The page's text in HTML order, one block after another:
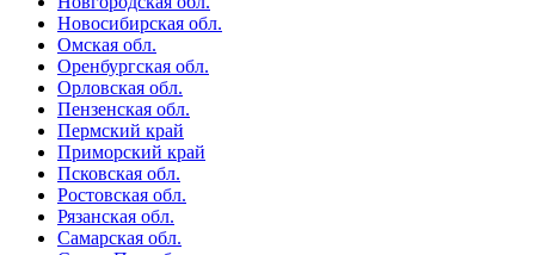
Новосибирская обл.
Омская обл.
Оренбургская обл.
Орловская обл.
Пензенская обл.
Пермский край
Приморский край
Псковская обл.
Ростовская обл.
Рязанская обл.
Самарская обл.